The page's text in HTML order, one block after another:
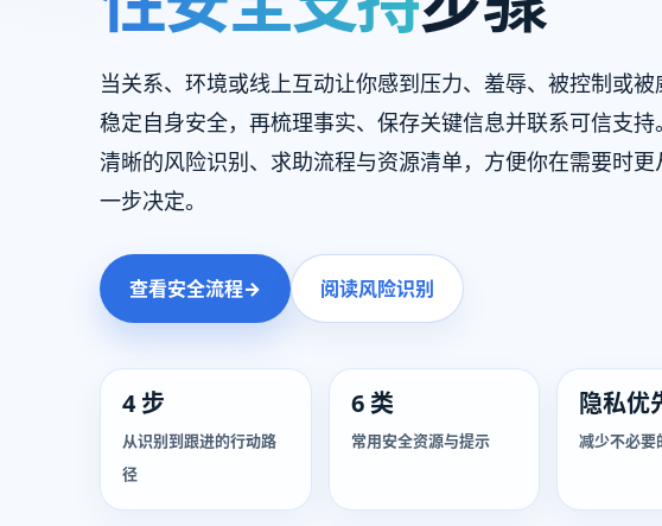
当关系、环境或线上互动让你感到压力、羞辱、被控制或
稳定自身安全，再梳理事实、保存关键信息并联系可信支
清晰的风险识别、求助流程与资源清单，方便你在需要时更
一步决定。
查看安全流程→ 阅读风险识别
4 步
从识别到跟进的行动路
径
6 类
常用安全资源与提示
隐私优
减少不必要